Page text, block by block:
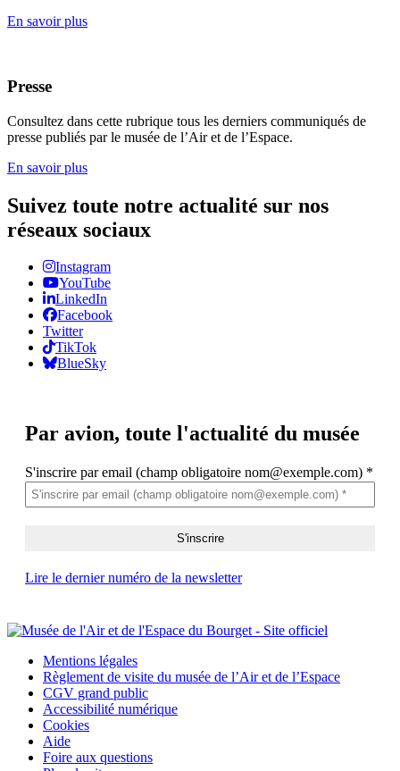
En savoir plus
Presse
Consultez dans cette rubrique tous les derniers communiqués de
presse publiés par le musée de l’Air et de l’Espace.
En savoir plus
Suivez toute notre actualité sur nos
réseaux sociaux
Instagram
YouTube
LinkedIn
Facebook
Twitter
TikTok
BlueSky
Par avion, toute l'actualité du musée
S'inscrire par email (champ obligatoire nom@exemple.com) *
Lire le dernier numéro de la newsletter
Mentions légales
Règlement de visite du musée de l’Air et de l’Espace
CGV grand public
Accessibilité numérique
Cookies
Aide
Foire aux questions